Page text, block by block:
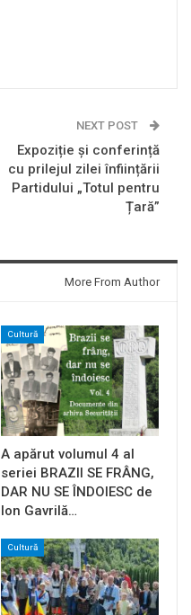
NEXT POST
Expoziție și conferință
cu prilejul zilei înființării
Partidului „Totul pentru
Țară”
More From Author
Cultură
A apărut volumul 4 al
seriei BRAZII SE FRÂNG,
DAR NU SE ÎNDOIESC de
Ion Gavrilă…
Cultură